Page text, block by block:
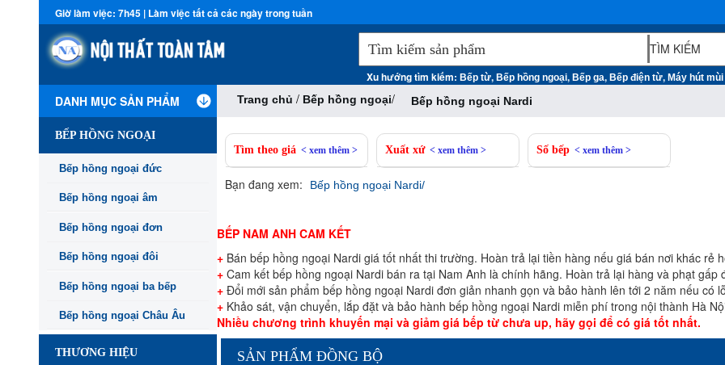
Giờ làm việc: 7h45 | Làm việc tất cả các ngày trong tuần
Xu hướng tìm kiếm: Bếp từ, Bếp hồng ngoại, Bếp ga, Bếp điện từ, Máy hút mùi
DANH MỤC SẢN PHẨM
BẾP HỒNG NGOẠI
Bếp hồng ngoại đức
Bếp hồng ngoại âm
Bếp hồng ngoại đơn
Bếp hồng ngoại đôi
Bếp hồng ngoại ba bếp
Bếp hồng ngoại Châu Âu
THƯƠNG HIỆU
Trang chủ / Bếp hồng ngoại/ Bếp hồng ngoại Nardi
Tìm theo giá < xem thêm > Xuất xứ < xem thêm > Số bếp < xem thêm >
Bạn đang xem: Bếp hồng ngoại Nardi
BẾP NAM ANH CAM KẾT
+Bán bếp hồng ngoại Nardi giá tốt nhất thi trường. Hoàn trả lại tiền hàng nếu giá bán nơi khác rẻ
+Cam kết bếp hồng ngoại Nardi bán ra tại Nam Anh là chính hãng. Hoàn trả lại hàng và phạt gấp
+Đổi mới sản phẩm bếp hồng ngoại Nardi đơn giản nhanh gọn và bảo hành lên tới 2 năm nếu có
+Khảo sát, vận chuyển, lắp đặt và bảo hành bếp hồng ngoại Nardi miễn phí trong nội thành Hà
Nhiều chương trình khuyến mại và giảm giá bếp từ chưa up, hãy gọi để có giá tốt nhất.
SẢN PHẨM ĐỒNG BỘ